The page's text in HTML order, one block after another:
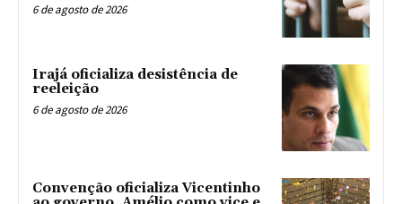
6 de agosto de 2026
Irajá oficializa desistência de
reeleição
6 de agosto de 2026
Convenção oficializa Vicentinho